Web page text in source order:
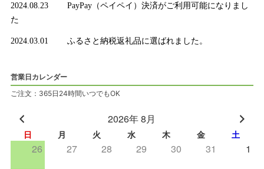
2024.08.23
PayPay（ペイペイ）決済がご利用可能になりまし
た
2024.03.01 ふるさと納税返礼品に選ばれました。
営業日カレンダー
ご注文：365日24時間いつでもOK
2026年 8月
日 月 火 水 木 金 土
26 27 28 29 30 31 1